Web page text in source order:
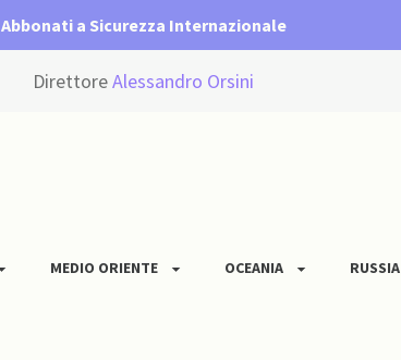
Abbonati a Sicurezza Internazionale
DirettoreAlessandro Orsini
MEDIO ORIENTE OCEANIA RUSSIA